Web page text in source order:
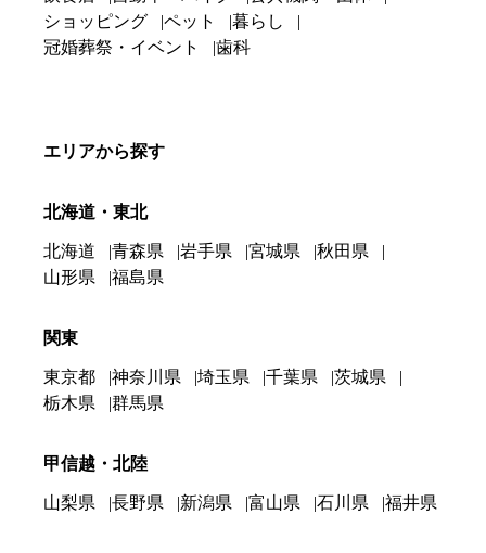
ショッピング
ペット
暮らし
冠婚葬祭・イベント
歯科
エリアから探す
北海道・東北
北海道 青森県 岩手県 宮城県
秋田県
山形県
福島県
関東
東京都 神奈川県 埼玉県 千葉県
茨城県
栃木県
群馬県
甲信越・北陸
山梨県 長野県 新潟県 富山県 石川県 福井県